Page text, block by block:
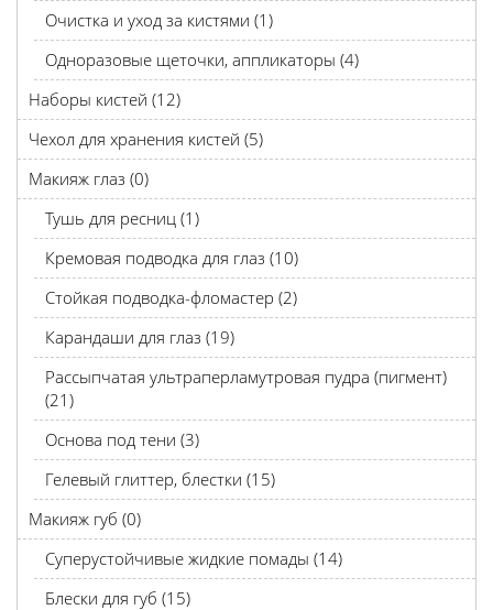
Очистка и уход за кистями (1)
Одноразовые щеточки, аппликаторы (4)
Наборы кистей (12)
Чехол для хранения кистей (5)
Макияж глаз (0)
Тушь для ресниц (1)
Кремовая подводка для глаз (10)
Стойкая подводка-фломастер (2)
Карандаши для глаз (19)
Рассыпчатая ультраперламутровая пудра (пигмент)
(21)
Основа под тени (3)
Гелевый глиттер, блестки (15)
Макияж губ (0)
Суперустойчивые жидкие помады (14)
Блески для губ (15)